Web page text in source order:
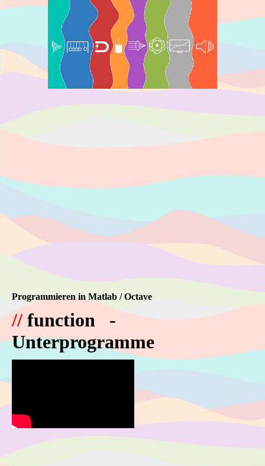
Programmieren in Matlab / Octave
// function -
Unterprogramme